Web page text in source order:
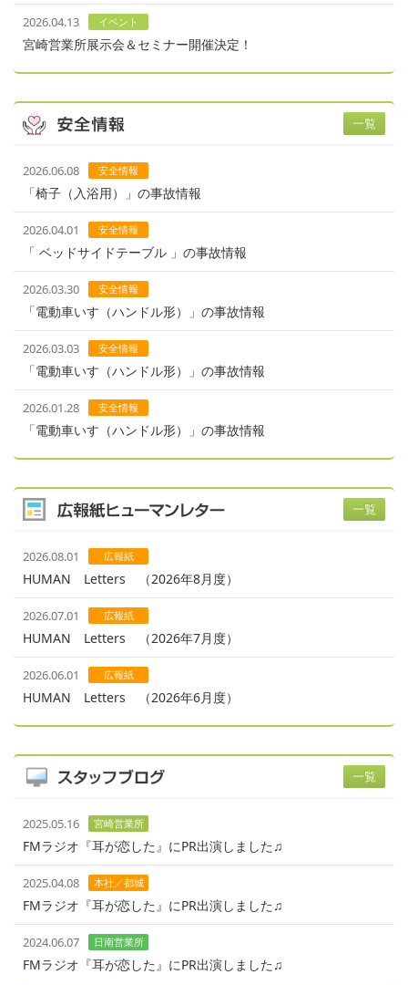
2026.04.13 イベント
宮崎営業所展示会＆セミナー開催決定！
一覧
2026.06.08 安全情報
「椅子（入浴用）」の事故情報
2026.04.01 安全情報
「 ベッドサイドテーブル 」の事故情報
2026.03.30 安全情報
「電動車いす（ハンドル形）」の事故情報
2026.03.03 安全情報
「電動車いす（ハンドル形）」の事故情報
2026.01.28 安全情報
「電動車いす（ハンドル形）」の事故情報
一覧
2026.08.01 広報紙
HUMAN Letters （2026年8月度）
2026.07.01 広報紙
HUMAN Letters （2026年7月度）
2026.06.01 広報紙
HUMAN Letters （2026年6月度）
一覧
2025.05.16 宮崎営業所
FMラジオ『耳が恋した』にPR出演しました♫
2025.04.08 本社／都城
FMラジオ『耳が恋した』にPR出演しました♫
2024.06.07 日南営業所
FMラジオ『耳が恋した』にPR出演しました♫